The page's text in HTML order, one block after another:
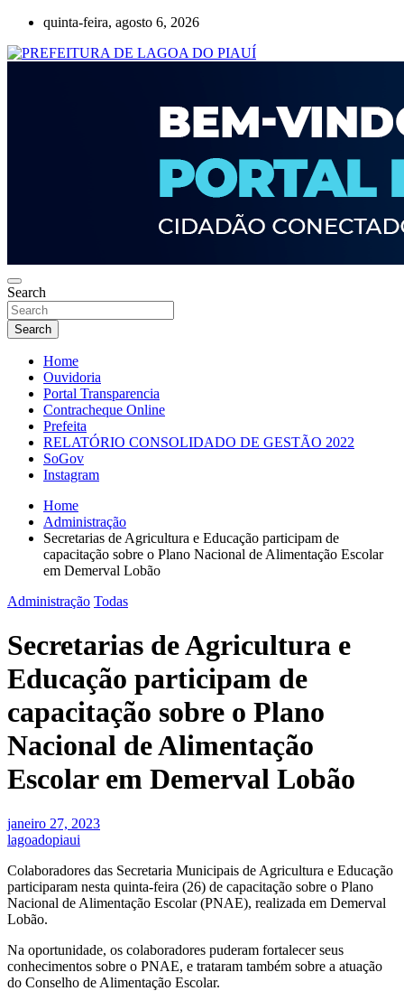
Skip
content
quinta-feira, agosto 6, 2026
Search
Search
Home
Ouvidoria
Portal Transparencia
Contracheque Online
Prefeita
RELATÓRIO CONSOLIDADO DE GESTÃO 2022
SoGov
Instagram
Home
Administração
Secretarias de Agricultura e Educação participam de
capacitação sobre o Plano Nacional de Alimentação Escolar
em Demerval Lobão
Administração Todas
Secretarias de Agricultura e
Educação participam de
capacitação sobre o Plano
Nacional de Alimentação
Escolar em Demerval Lobão
janeiro 27, 2023
lagoadopiaui
Colaboradores das Secretaria Municipais de Agricultura e Educação
participaram nesta quinta-feira (26) de capacitação sobre o Plano
Nacional de Alimentação Escolar (PNAE), realizada em Demerval
Lobão.
Na oportunidade, os colaboradores puderam fortalecer seus
conhecimentos sobre o PNAE, e trataram também sobre a atuação
do Conselho de Alimentação Escolar.